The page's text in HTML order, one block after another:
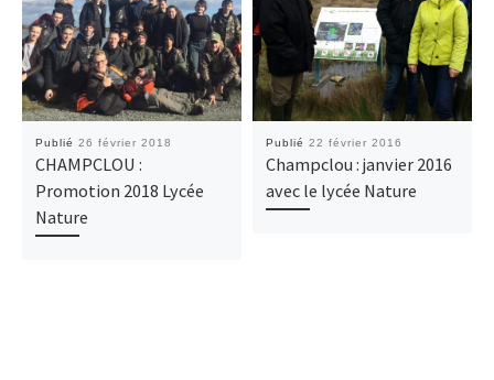
Publié 26 février 2018
CHAMPCLOU :
Promotion 2018 Lycée
Nature
Publié 22 février 2016
Champclou : janvier 2016
avec le lycée Nature